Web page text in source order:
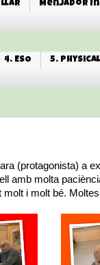
Menjador
4. ESO 5.
(protagonista) a
amb molta
i molt bé.